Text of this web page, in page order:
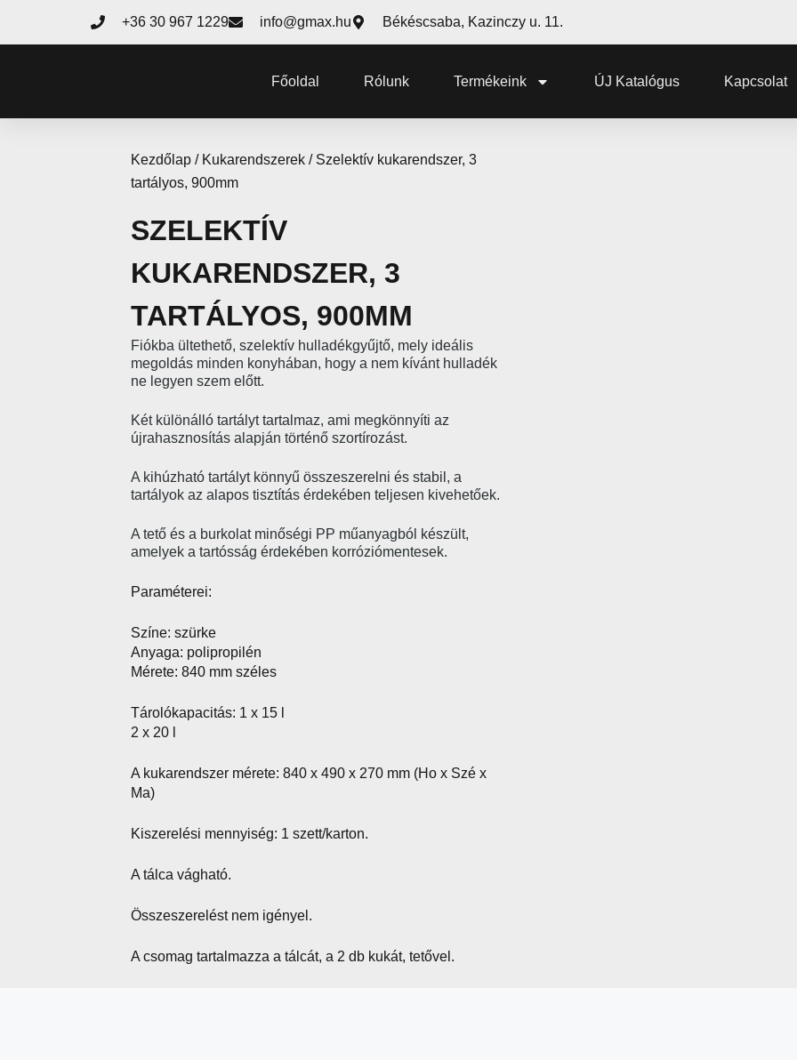
+36 30 967 1229 info@gmax.hu Békéscsaba, Kazinczy u. 11.
Főoldal Rólunk Termékeink ÚJ Katalógus Kapcsolat
Kezdőlap / Kukarendszerek / Szelektív kukarendszer, 3
tartályos, 900mm
SZELEKTÍV
KUKARENDSZER, 3
TARTÁLYOS, 900MM
Fiókba ültethető, szelektív hulladékgyűjtő, mely ideális
megoldás minden konyhában, hogy a nem kívánt hulladék
ne legyen szem előtt.
Két különálló tartályt tartalmaz, ami megkönnyíti az
újrahasznosítás alapján történő szortírozást.
A kihúzható tartályt könnyű összeszerelni és stabil, a
tartályok az alapos tisztítás érdekében teljesen kivehetőek.
A tető és a burkolat minőségi PP műanyagból készült,
amelyek a tartósság érdekében korróziómentesek.
Paraméterei:
Színe: szürke
Anyaga: polipropilén
Mérete: 840 mm széles
Tárolókapacitás: 1 x 15 l
2 x 20 l
A kukarendszer mérete: 840 x 490 x 270 mm (Ho x Szé x
Ma)
Kiszerelési mennyiség: 1 szett/karton.
A tálca vágható.
Összeszerelést nem igényel.
A csomag tartalmazza a tálcát, a 2 db kukát, tetővel.